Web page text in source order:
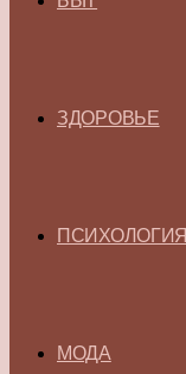
ЗДОРОВЬЕ
ПСИХОЛОГИЯ
МОДА